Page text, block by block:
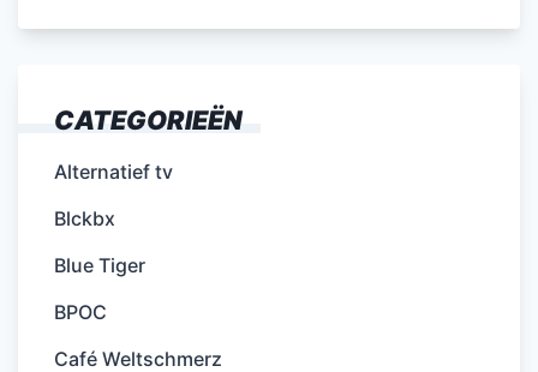
CATEGORIEËN
Alternatief tv
Blckbx
Blue Tiger
BPOC
Café Weltschmerz